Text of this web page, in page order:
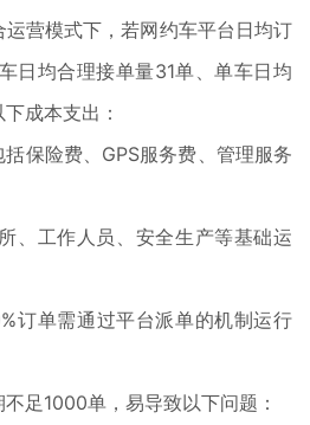
营模式下，若网约车平台日均订
日均合理接单量31单、单车日均
成本支出：
保险费、GPS服务费、管理服务
工作人员、安全生产等基础运
单需通过平台派单的机制运行
1000单，易导致以下问题：